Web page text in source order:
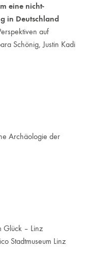
eine nicht-
in Deutschland
auf
Schönig, Justin Kadi
Archäologie der
Glück – Linz
Stadtmuseum Linz